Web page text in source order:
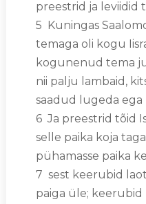
preestrid ja leviidid
5 Kuningas
temaga oli kogu
kogunenud tema
nii palju lambaid,
saadud lugeda ega
6 Ja preestrid tõid
selle paika koja
pühamasse paika
7 sest keerubid
paiga üle; keerubid